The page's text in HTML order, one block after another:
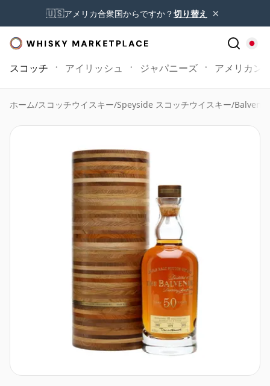
🇺🇸アメリカ合衆国からですか？切り替え ×
スコッチ アイリッシュ ジャパニーズ アメリカン
ホーム/スコッチウイスキー/Speyside スコッチウイスキー/